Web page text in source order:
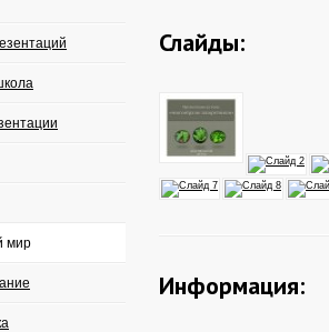
мир
Слайды:
Информация: